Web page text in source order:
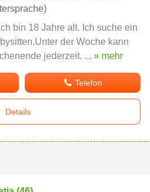
bin 18 Jahre alt. Ich suche ein
der Woche kann
jederzeit. ... » mehr
Telefon
Details